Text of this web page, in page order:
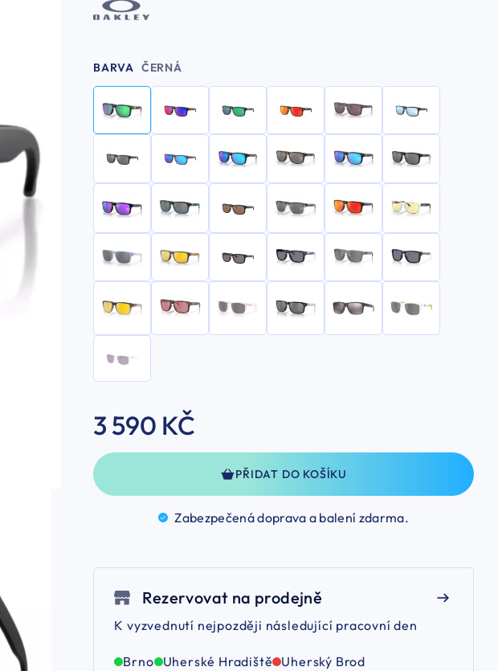
BARVA ČERNÁ
3 590 KČ
PŘIDAT DO KOŠÍKU
Zabezpečená doprava a balení zdarma.
Rezervovat na prodejně
K vyzvednutí nejpozději následující pracovní den
Brno Uherské Hradiště Uherský Brod